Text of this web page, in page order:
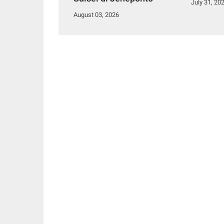
August 03, 2026
July 31,